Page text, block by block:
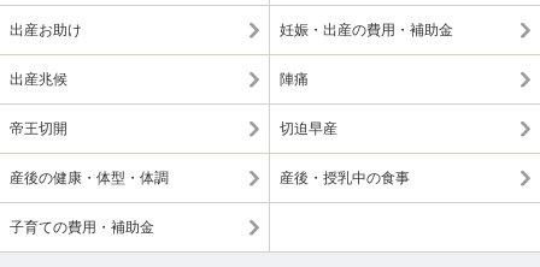
出産お助け 妊娠・出産の費用・補助金
出産兆候 陣痛
帝王切開 切迫早産
産後の健康・体型・体調 産後・授乳中の食事
子育ての費用・補助金